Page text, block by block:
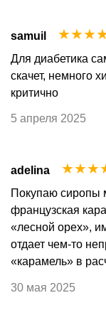
samuil ☆
☆
☆
Для диабетика
скачет, немного
критично
5 апреля 2025
adelina ☆
☆
☆
Покупаю сиропы
французская
«лесной орех»,
отдает чем-то
«карамель» в
30 мая 2025